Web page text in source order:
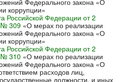
Федерального закона «О
коррупции»
Российской Федерации от 2
№ 309 «О мерах по реализации
Федерального закона «О
коррупции»
Российской Федерации от 2
№ 310 «О мерах по реализации
Федерального закона «О
расходов лиц,
должности, и иных